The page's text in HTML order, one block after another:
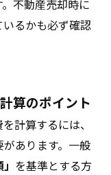
不動産売却時に
るかも必ず確認
算のポイント
計算するには、
あります。一般
を基準とする方